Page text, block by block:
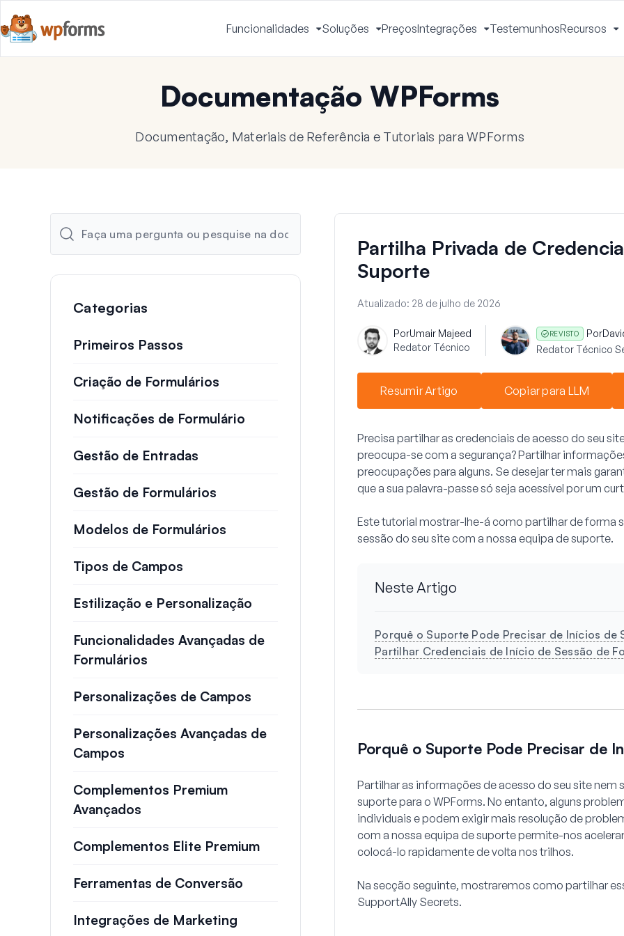
Funcionalidades
Ativar
Menu
Soluções
Ativar
Menu
PreçosIntegrações
Ativar
Menu
TestemunhosRecursos
Documentação WPForms
Documentação, Materiais de Referência e Tutoriais para WPForms
Partilha Privada de
Suporte
Atualizado: 28 de julho de 2026
PorUmair Majeed
Redator Técnico
REVISTO Por
Redator Técnico
Resumir Artigo Copiar para LLM
Precisa partilhar as credenciais de acesso do seu
preocupa-se com a segurança? Partilhar
preocupações para alguns. Se desejar ter mais
que a sua palavra-passe só seja acessível por um
Este tutorial mostrar-lhe-á como partilhar de forma
sessão do seu site com a nossa equipa de suporte.
Neste Artigo
Porquê o Suporte Pode Precisar de Inícios de
Partilhar Credenciais de Início de Sessão de
Porquê o Suporte Pode Precisar de
Partilhar as informações de acesso do seu site nem
suporte para o WPForms. No entanto, alguns
individuais e podem exigir mais resolução de
com a nossa equipa de suporte permite-nos
colocá-lo rapidamente de volta nos trilhos.
Na secção seguinte, mostraremos como partilhar
SupportAlly Secrets.
Categorias
Primeiros Passos
Criação de Formulários
Notificações de Formulário
Gestão de Entradas
Gestão de Formulários
Modelos de Formulários
Tipos de Campos
Estilização e Personalização
Funcionalidades Avançadas de
Formulários
Personalizações de Campos
Personalizações Avançadas de
Campos
Complementos Premium
Avançados
Complementos Elite Premium
Ferramentas de Conversão
Integrações de Marketing